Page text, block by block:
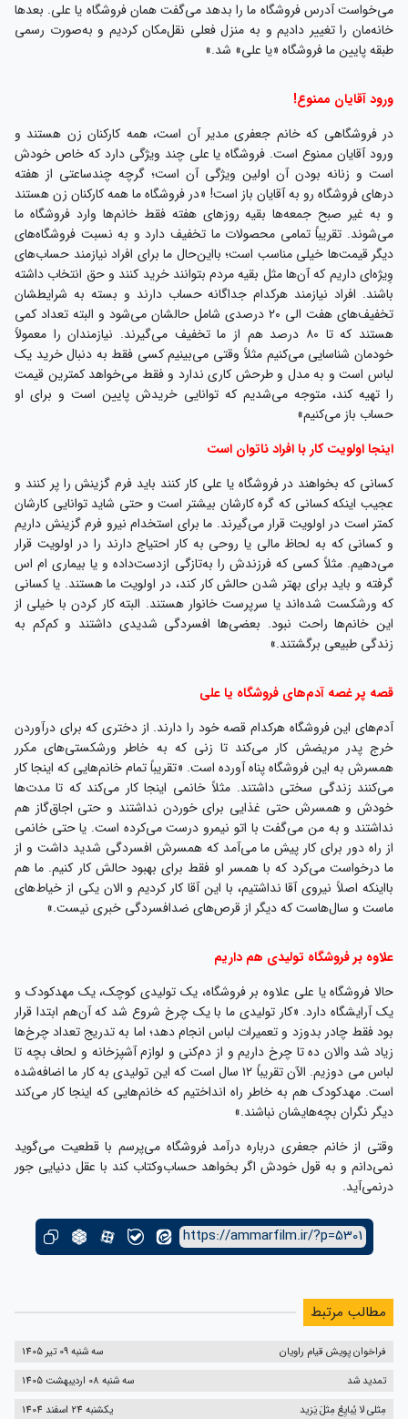
می‌خواست آدرس فروشگاه ما را بدهد می‌گفت همان فروشگاه یا علی. بعدها
خانه‌مان را تغییر دادیم و به منزل فعلی نقل‌مکان کردیم و به‌صورت رسمی
طبقه پایین ما فروشگاه «یا علی» شد.»
ورود آقایان ممنوع!
در فروشگاهی که خانم جعفری مدیر آن است، همه کارکنان زن هستند و
ورود آقایان ممنوع است. فروشگاه یا علی چند ویژگی دارد که خاص خودش
است و زنانه بودن آن اولین ویژگی آن است؛ گرچه چندساعتی از هفته
درهای فروشگاه رو به آقایان باز است! «در فروشگاه ما همه کارکنان زن هستند
و به غیر صبح جمعه‌ها بقیه روزهای هفته فقط خانم‌ها وارد فروشگاه ما
می‌شوند. تقریباً تمامی محصولات ما تخفیف دارد و به نسبت فروشگاه‌های
دیگر قیمت‌ها خیلی مناسب است؛ بااین‌حال ما برای افراد نیازمند حساب‌های
وِیژه‌ای داریم که آن‌ها مثل بقیه مردم بتوانند خرید کنند و حق انتخاب داشته
باشند. افراد نیازمند هرکدام جداگانه حساب دارند و بسته به شرایطشان
تخفیف‌های هفت الی ۲۰ درصدی شامل حالشان می‌شود و البته تعداد کمی
هستند که تا ۸۰ درصد هم از ما تخفیف می‌گیرند. نیازمندان را معمولاً
خودمان شناسایی می‌کنیم مثلاً وقتی می‌بینیم کسی فقط به دنبال خرید یک
لباس است و به مدل و طرحش کاری ندارد و فقط می‌خواهد کمترین قیمت
را تهیه کند، متوجه می‌شدیم که توانایی خریدش پایین است و برای او
حساب باز می‌کنیم»
اینجا اولویت کار با افراد ناتوان است
کسانی که بخواهند در فروشگاه یا علی کار کنند باید فرم گزینش را پر کنند و
عجیب اینکه کسانی که گره کارشان بیشتر است و حتی شاید توانایی کارشان
کمتر است در اولویت قرار می‌گیرند. ما برای استخدام نیرو فرم گزینش داریم
و کسانی که به لحاظ مالی یا روحی به کار احتیاج دارند را در اولویت قرار
می‌دهیم. مثلاً کسی که فرزندش را به‌تازگی ازدست‌داده و یا بیماری ام اس
گرفته و باید برای بهتر شدن حالش کار کند، در اولویت ما هستند. یا کسانی
که ورشکست شده‌اند یا سرپرست خانوار هستند. البته کار کردن با خیلی از
این خانم‌ها راحت نبود. بعضی‌ها افسردگی شدیدی داشتند و کم‌کم به
زندگی طبیعی برگشتند.»
قصه پر غصه آدم‌های فروشگاه یا علی
آدم‌های این فروشگاه هرکدام قصه خود را دارند. از دختری که برای درآوردن
خرج پدر مریضش کار می‌کند تا زنی که به خاطر ورشکستی‌های مکرر
همسرش به این فروشگاه پناه آورده است. «تقریباً تمام خانم‌هایی که اینجا کار
می‌کنند زندگی سختی داشتند. مثلاً خانمی اینجا کار می‌کند که تا مدت‌ها
خودش و همسرش حتی غذایی برای خوردن نداشتند و حتی اجاق‌گاز هم
نداشتند و به من می‌گفت با اتو نیمرو درست می‌کرده است. یا حتی خانمی
از راه دور برای کار پیش ما می‌آمد که همسرش افسردگی شدید داشت و از
ما درخواست می‌کرد که با همسر او فقط برای بهبود حالش کار کنیم. ما هم
بااینکه اصلاً نیروی آقا نداشتیم، با این آقا کار کردیم و الان یکی از خیاط‌های
ماست و سال‌هاست که دیگر از قرص‌های ضدافسردگی خبری نیست.»
علاوه بر فروشگاه تولیدی هم داریم
حالا فروشگاه یا علی علاوه بر فروشگاه، یک تولیدی کوچک، یک مهدکودک و
یک آرایشگاه دارد. «کار تولیدی ما با یک چرخ شروع شد که آن‌هم ابتدا قرار
بود فقط چادر بدوزد و تعمیرات لباس انجام دهد؛ اما به تدریج تعداد چرخ‌ها
زیاد شد والان ده تا چرخ داریم و از دم‌کنی و لوازم آشپزخانه و لحاف بچه تا
لباس می دوزیم. الآن تقریباً ۱۲ سال است که این تولیدی به کار ما اضافه‌شده
است. مهدکودک هم به خاطر راه انداختیم که خانم‌هایی که اینجا کار می‌کند
دیگر نگران بچه‌هایشان نباشند.»
وقتی از خانم جعفری درباره درآمد فروشگاه می‌پرسم با قطعیت می‌گوید
نمی‌دانم و به قول خودش اگر بخواهد حساب‌وکتاب کند با عقل دنیایی جور
درنمی‌آید.
https://ammarfilm.ir/?p=5301
مطالب مرتبط
فراخوان پویش قیام راویان
سه شنبه 09 تیر 1405
تمدید شد
سه شنبه 08 اردیبهشت 1405
مِثلی لا یُبایِعُ مِثلَ یَزید
یکشنبه 24 اسفند 1404